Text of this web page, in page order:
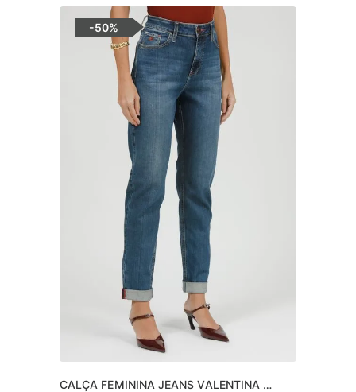
-50%
CALÇA FEMININA JEANS VALENTINA